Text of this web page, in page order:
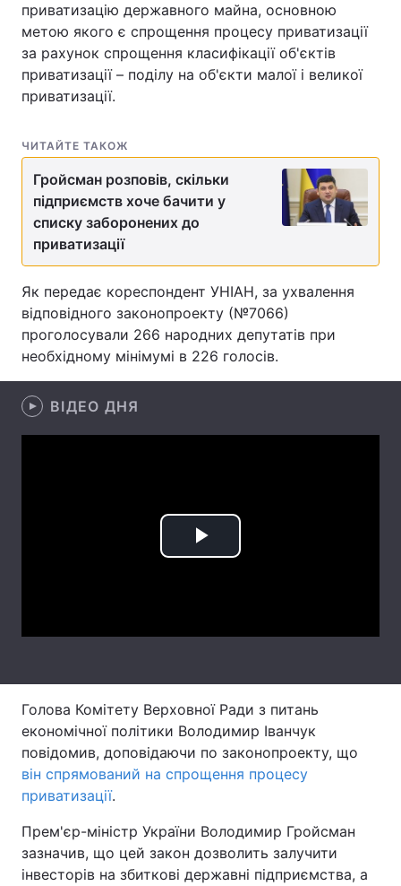
Головна
Економіка Світ
Спорт Наука
Техно і зв'язок
Зброя Інциденти
Здоров'я Туризм
Екологія
Тема оформлення
приватизацію державного майна, основною
метою якого є спрощення процесу приватизації
за рахунок спрощення класифікації об'єктів
приватизації – поділу на об'єкти малої і великої
приватизації.
ЧИТАЙТЕ ТАКОЖ
Гройсман розповів, скільки
підприємств хоче бачити у
списку заборонених до
приватизації
Як передає кореспондент УНІАН, за ухвалення
відповідного законопроекту (№7066)
проголосували 266 народних депутатів при
необхідному мінімумі в 226 голосів.
ВІДЕО ДНЯ
Play
Голова Комітету Верховної Ради з питань
економічної політики Володимир Іванчук
повідомив, доповідаючи по законопроекту, що
він спрямований на спрощення процесу
приватизації.
Прем'єр-міністр України Володимир Гройсман
зазначив, що цей закон дозволить залучити
інвесторів на збиткові державні підприємства, а